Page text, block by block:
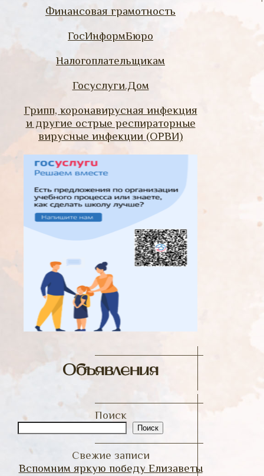
Финансовая грамотность
ГосИнформБюро
Налогоплательщикам
Госуслуги.Дом
Грипп, коронавирусная инфекция
и другие острые респираторные
вирусные инфекции (ОРВИ)
Объявления
Поиск
Поиск
Свежие записи
Вспомним яркую победу Елизаветы